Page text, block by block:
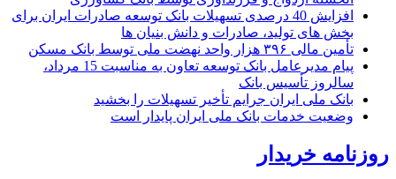
افزایش 40 درصدی تسهیلات بانک توسعه صادرات ایران برای
بخش های تولید، صادرات و دانش بنیان ها
تأمین مالی ۳۹۶ هزار واحد نهضت ملی توسط بانک مسکن
پیام مدیرعامل بانک توسعه تعاون به مناسبت 15 مرداد،
سالروز تأسیس بانک
بانک ملی ایران جرایم تأخیر تسهیلات را بخشید
وضعیت خدمات بانک ملی ایران پایدار است
روزنامه خریدار